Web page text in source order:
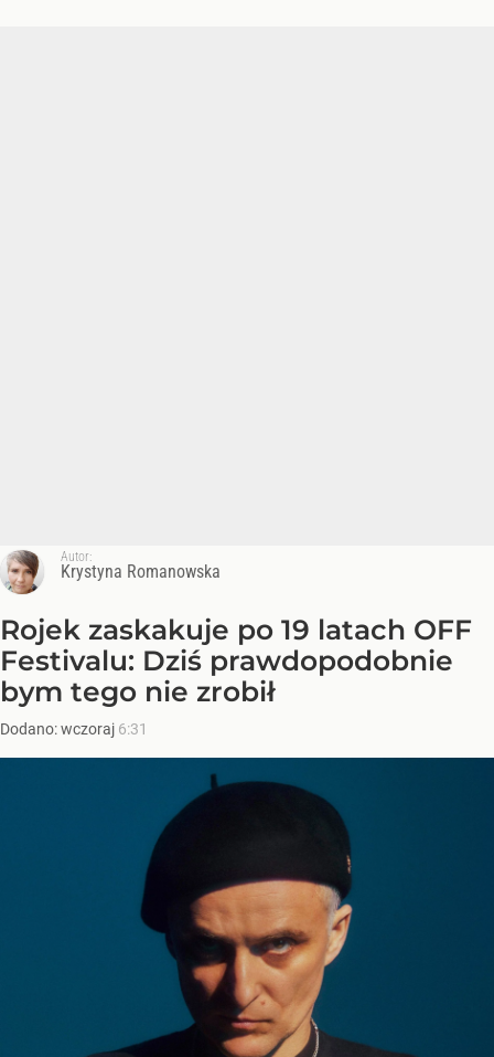
Autor:
Krystyna Romanowska
Rojek zaskakuje po 19 latach OFF
Festivalu: Dziś prawdopodobnie
bym tego nie zrobił
Dodano:wczoraj 6:31